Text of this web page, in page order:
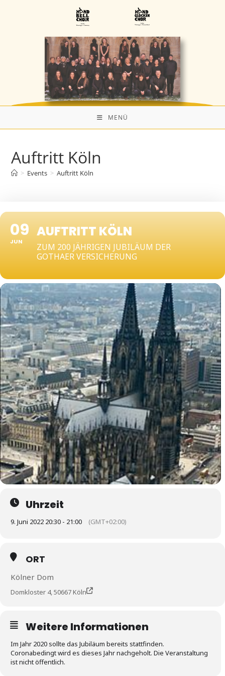
MENÜ
Auftritt Köln
> Events > Auftritt Köln
09
JUN
AUFTRITT KÖLN
ZUM 200 JÄHRIGEN JUBILÄUM DER
GOTHAER VERSICHERUNG
Uhrzeit
9. Juni 2022 20:30 - 21:00 (GMT+02:00)
ORT
Kölner Dom
Domkloster 4, 50667 Köln
Weitere Informationen
Im Jahr 2020 sollte das Jubiläum bereits stattfinden.
Coronabedingt wird es dieses Jahr nachgeholt. Die Veranstaltung
ist nicht öffentlich.